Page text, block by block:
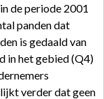
de periode 2001
panden dat
is gedaald van
in het gebied (Q4)
verder dat geen